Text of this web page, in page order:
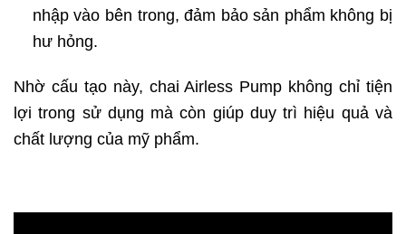
nhập vào bên trong, đảm bảo sản phẩm không bị
hư hỏng.
Nhờ cấu tạo này, chai Airless Pump không chỉ tiện
lợi trong sử dụng mà còn giúp duy trì hiệu quả và
chất lượng của mỹ phẩm.